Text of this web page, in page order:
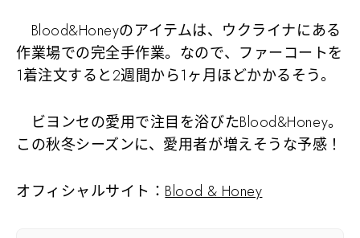
Blood&Honeyのアイテムは、ウクライナにある
作業場での完全手作業。なので、ファーコートを
1着注文すると2週間から1ヶ月ほどかかるそう。
ビヨンセの愛用で注目を浴びたBlood&Honey。
この秋冬シーズンに、愛用者が増えそうな予感！
オフィシャルサイト： Blood & Honey